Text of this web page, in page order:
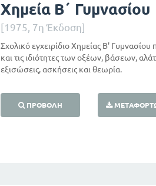
Χημεία Β΄ Γυμνασίου
[1975, 7η Έκδοση]
Σχολικό εγχειρίδιο Χημείας Β' Γυμνασίου
και τις ιδιότητες των οξέων, βάσεων,
εξισώσεις, ασκήσεις και θεωρία.
ΠΡΟΒΟΛΉ